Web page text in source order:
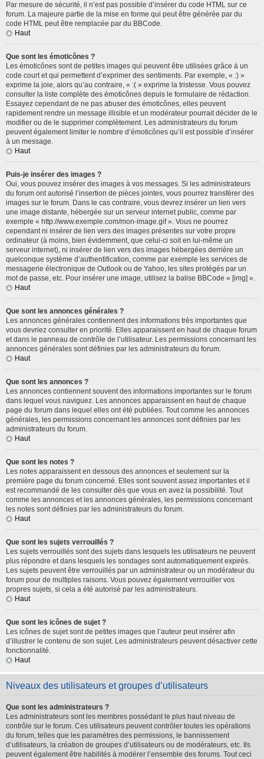
Par mesure de sécurité, il n’est pas possible d’insérer du code HTML sur ce
forum. La majeure partie de la mise en forme qui peut être générée par du
code HTML peut être remplacée par du BBCode.
Haut
Que sont les émoticônes ?
Les émoticônes sont de petites images qui peuvent être utilisées grâce à un
code court et qui permettent d’exprimer des sentiments. Par exemple, « :) »
exprime la joie, alors qu’au contraire, « :( » exprime la tristesse. Vous pouvez
consulter la liste complète des émoticônes depuis le formulaire de rédaction.
Essayez cependant de ne pas abuser des émoticônes, elles peuvent
rapidement rendre un message illisible et un modérateur pourrait décider de le
modifier ou de le supprimer complètement. Les administrateurs du forum
peuvent également limiter le nombre d’émoticônes qu’il est possible d’insérer
à un message.
Haut
Puis-je insérer des images ?
Oui, vous pouvez insérer des images à vos messages. Si les administrateurs
du forum ont autorisé l’insertion de pièces jointes, vous pourrez transférer des
images sur le forum. Dans le cas contraire, vous devrez insérer un lien vers
une image distante, hébergée sur un serveur internet public, comme par
exemple « http://www.exemple.com/mon-image.gif ». Vous ne pourrez
cependant ni insérer de lien vers des images présentes sur votre propre
ordinateur (à moins, bien évidemment, que celui-ci soit en lui-même un
serveur internet), ni insérer de lien vers des images hébergées derrière un
quelconque système d’authentification, comme par exemple les services de
messagerie électronique de Outlook ou de Yahoo, les sites protégés par un
mot de passe, etc. Pour insérer une image, utilisez la balise BBCode « [img] ».
Haut
Que sont les annonces générales ?
Les annonces générales contiennent des informations très importantes que
vous devriez consulter en priorité. Elles apparaissent en haut de chaque forum
et dans le panneau de contrôle de l’utilisateur. Les permissions concernant les
annonces générales sont définies par les administrateurs du forum.
Haut
Que sont les annonces ?
Les annonces contiennent souvent des informations importantes sur le forum
dans lequel vous naviguez. Les annonces apparaissent en haut de chaque
page du forum dans lequel elles ont été publiées. Tout comme les annonces
générales, les permissions concernant les annonces sont définies par les
administrateurs du forum.
Haut
Que sont les notes ?
Les notes apparaissent en dessous des annonces et seulement sur la
première page du forum concerné. Elles sont souvent assez importantes et il
est recommandé de les consulter dès que vous en avez la possibilité. Tout
comme les annonces et les annonces générales, les permissions concernant
les notes sont définies par les administrateurs du forum.
Haut
Que sont les sujets verrouillés ?
Les sujets verrouillés sont des sujets dans lesquels les utilisateurs ne peuvent
plus répondre et dans lesquels les sondages sont automatiquement expirés.
Les sujets peuvent être verrouillés par un administrateur ou un modérateur du
forum pour de multiples raisons. Vous pouvez également verrouiller vos
propres sujets, si cela a été autorisé par les administrateurs.
Haut
Que sont les icônes de sujet ?
Les icônes de sujet sont de petites images que l’auteur peut insérer afin
d’illustrer le contenu de son sujet. Les administrateurs peuvent désactiver cette
fonctionnalité.
Haut
Niveaux des utilisateurs et groupes d’utilisateurs
Que sont les administrateurs ?
Les administrateurs sont les membres possédant le plus haut niveau de
contrôle sur le forum. Ces utilisateurs peuvent contrôler toutes les opérations
du forum, telles que les paramètres des permissions, le bannissement
d’utilisateurs, la création de groupes d’utilisateurs ou de modérateurs, etc. Ils
peuvent également être habilités à modérer l’ensemble des forums. Tout ceci